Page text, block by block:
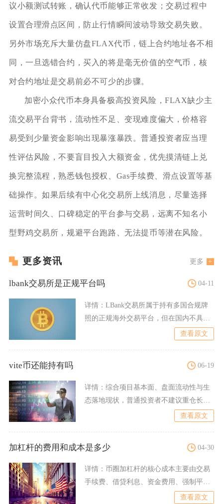
议小额测试转账，确认代币能够正常收发；交易过程中
设置合理滑点区间，防止行情瞬间波动导致交易失败。
另外市场充斥大量仿盘FLAX代币，链上合约地址各不相
同，一旦选错合约，买入的将是毫无价值的空气币，核
对合约地址是交易前必不可少的步骤。
加密小众代币本身具备极高投资风险，FLAX缺少主
流交易平台背书，流动性不足、变现难度偏大，价格容
易受到少量资金影响出现暴涨暴跌。普通投资者应当理
性评估风险，不要盲目投入大额资金，优先摸清链上兑
换完整流程，熟悉钱包授权、Gas手续费、滑点设置等基
础操作。如果后续有中心化交易所上线消息，尽量选择
运营时间久、口碑稳定的平台参与交易，远离不知名小
型野鸡交易所，规避平台跑路、无法提币等潜在风险。
更多资讯 更多
lbank交易所是正规平台吗 04-11
详情： LBank交易所属于持有多国合规牌
照的正规海外交易平台，但在国内不具备
查看原文
vite币还能持有吗 06-19
详情： 综合项目基本面、盘面流动性与生
态落地现状，普通投资者不建议重仓长期
查看原文
加杠杆的费用和成本是多少 04-30
详情： 币圈加杠杆的核心成本主要由交易
手续费、借贷利息、资金费用、强制平仓
查看原文